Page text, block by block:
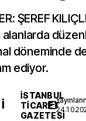
ŞEREF
alanlarda
döneminde
ediyor.
İ
İSTANBUL
TICARET
GAZETESI